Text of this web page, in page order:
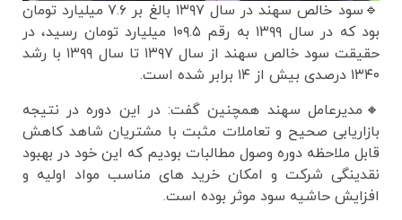
🔹سود خالص سهند در سال ۱۳۹۷ بالغ بر ۷.۶ میلیارد تومان
بود که در سال ۱۳۹۹ به رقم ۱۰۹.۵ میلیارد تومان رسید، در
حقیقت سود خالص سهند از سال ۱۳۹۷ تا سال ۱۳۹۹ با رشد
۱۳۴۰ درصدی بیش از ۱۴ برابر شده است.
🔸مدیرعامل سهند همچنین گفت: در این دوره در نتیجه
بازاریابی صحیح و تعاملات مثبت با مشتریان شاهد کاهش
قابل ملاحظه دوره وصول مطالبات بودیم که این خود در بهبود
نقدینگی شرکت و امکان خرید های مناسب مواد اولیه و
افزایش حاشیه سود موثر بوده است.